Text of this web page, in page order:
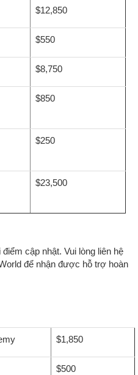
$12,850
$550
$8,750
$850
$250
$23,500
cập nhật. Vui lòng liên hệ
để nhận được hỗ trợ hoàn
$1,850
$500